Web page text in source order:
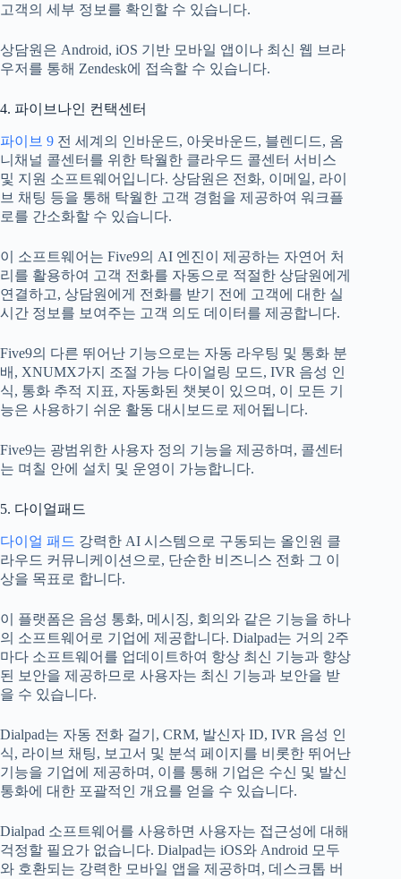
고객의 세부 정보를 확인할 수 있습니다.
상담원은 Android, iOS 기반 모바일 앱이나 최신 웹 브라
우저를 통해 Zendesk에 접속할 수 있습니다.
4. 파이브나인 컨택센터
파이브 9 전 세계의 인바운드, 아웃바운드, 블렌디드, 옴
니채널 콜센터를 위한 탁월한 클라우드 콜센터 서비스
및 지원 소프트웨어입니다. 상담원은 전화, 이메일, 라이
브 채팅 등을 통해 탁월한 고객 경험을 제공하여 워크플
로를 간소화할 수 있습니다.
이 소프트웨어는 Five9의 AI 엔진이 제공하는 자연어 처
리를 활용하여 고객 전화를 자동으로 적절한 상담원에게
연결하고, 상담원에게 전화를 받기 전에 고객에 대한 실
시간 정보를 보여주는 고객 의도 데이터를 제공합니다.
Five9의 다른 뛰어난 기능으로는 자동 라우팅 및 통화 분
배, XNUMX가지 조절 가능 다이얼링 모드, IVR 음성 인
식, 통화 추적 지표, 자동화된 챗봇이 있으며, 이 모든 기
능은 사용하기 쉬운 활동 대시보드로 제어됩니다.
Five9는 광범위한 사용자 정의 기능을 제공하며, 콜센터
는 며칠 안에 설치 및 운영이 가능합니다.
5. 다이얼패드
다이얼 패드 강력한 AI 시스템으로 구동되는 올인원 클
라우드 커뮤니케이션으로, 단순한 비즈니스 전화 그 이
상을 목표로 합니다.
이 플랫폼은 음성 통화, 메시징, 회의와 같은 기능을 하나
의 소프트웨어로 기업에 제공합니다. Dialpad는 거의 2주
마다 소프트웨어를 업데이트하여 항상 최신 기능과 향상
된 보안을 제공하므로 사용자는 최신 기능과 보안을 받
을 수 있습니다.
Dialpad는 자동 전화 걸기, CRM, 발신자 ID, IVR 음성 인
식, 라이브 채팅, 보고서 및 분석 페이지를 비롯한 뛰어난
기능을 기업에 제공하며, 이를 통해 기업은 수신 및 발신
통화에 대한 포괄적인 개요를 얻을 수 있습니다.
Dialpad 소프트웨어를 사용하면 사용자는 접근성에 대해
걱정할 필요가 없습니다. Dialpad는 iOS와 Android 모두
와 호환되는 강력한 모바일 앱을 제공하며, 데스크톱 버